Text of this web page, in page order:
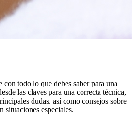
con todo lo que debes saber para una
las claves para una correcta técnica,
dudas, así como consejos sobre
situaciones especiales.